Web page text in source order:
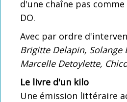
d'une chaîne pas
DO.
Avec par ordre
Brigitte Delapin, Solange
Marcelle Detoylette,
Le livre d'un kilo
Une émission littéraire